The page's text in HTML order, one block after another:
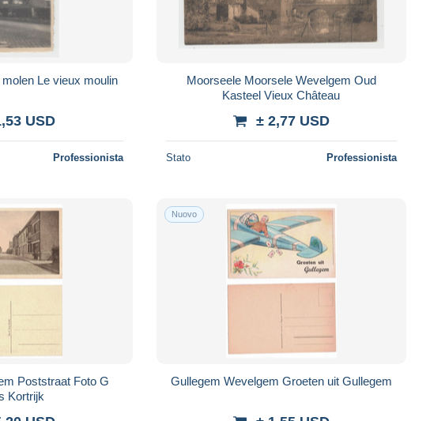
Wevelgem De oude molen Le vieux moulin
USD
Professionista
Moorseele Moorsele Wevelgem Oud
Kasteel Vieux Château
± 2,77 USD
Stato Professionista
Kortrijk
Nuovo
Gullegem Wevelgem Groeten uit Gullegem